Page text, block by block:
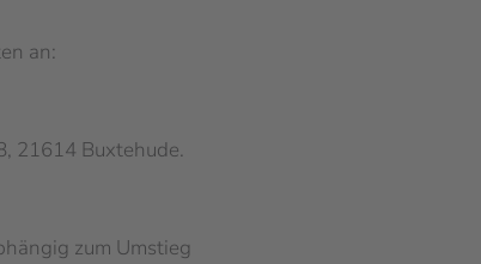
an:
21614 Buxtehude.
zum Umstieg